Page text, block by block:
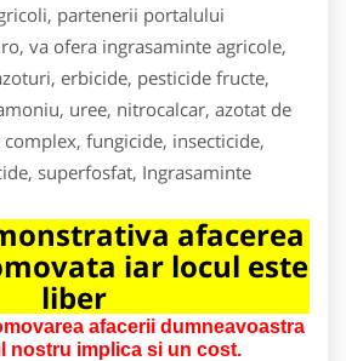
partenerii portalului
va ofera ingrasaminte agricole,
erbicide, pesticide fructe,
uree, nitrocalcar, azotat de
fungicide, insecticide,
superfosfat, Ingrasaminte
afacerea
iar locul este
liber
afacerii dumneavoastra
nostru implica si un cost.